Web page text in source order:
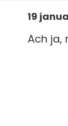
19
Ach ja,